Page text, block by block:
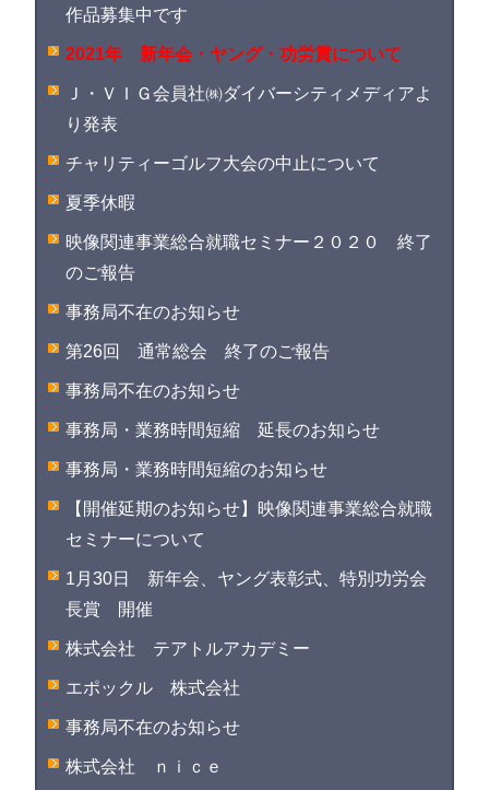
作品募集中です
2021年 新年会・ヤング・功労賞について
Ｊ・ＶＩＧ会員社㈱ダイバーシティメディアよ
り発表
チャリティーゴルフ大会の中止について
夏季休暇
映像関連事業総合就職セミナー２０２０ 終了
のご報告
事務局不在のお知らせ
第26回 通常総会 終了のご報告
事務局不在のお知らせ
事務局・業務時間短縮 延長のお知らせ
事務局・業務時間短縮のお知らせ
【開催延期のお知らせ】映像関連事業総合就職
セミナーについて
1月30日 新年会、ヤング表彰式、特別功労会
長賞 開催
株式会社 テアトルアカデミー
エポックル 株式会社
事務局不在のお知らせ
株式会社 ｎｉｃｅ